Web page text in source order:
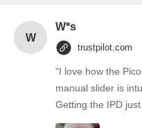
W
W*s
trustpilot.com
"I love how the
manual slider is
Getting the IPD